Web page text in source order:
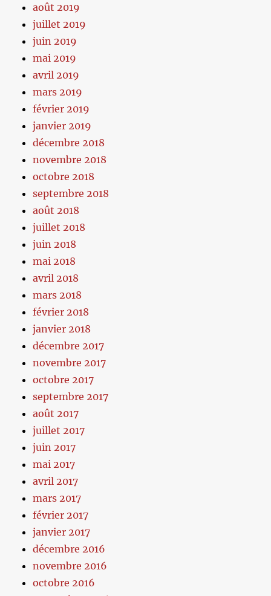
août 2019
juillet 2019
juin 2019
mai 2019
avril 2019
mars 2019
février 2019
janvier 2019
décembre 2018
novembre 2018
octobre 2018
septembre 2018
août 2018
juillet 2018
juin 2018
mai 2018
avril 2018
mars 2018
février 2018
janvier 2018
décembre 2017
novembre 2017
octobre 2017
septembre 2017
août 2017
juillet 2017
juin 2017
mai 2017
avril 2017
mars 2017
février 2017
janvier 2017
décembre 2016
novembre 2016
octobre 2016